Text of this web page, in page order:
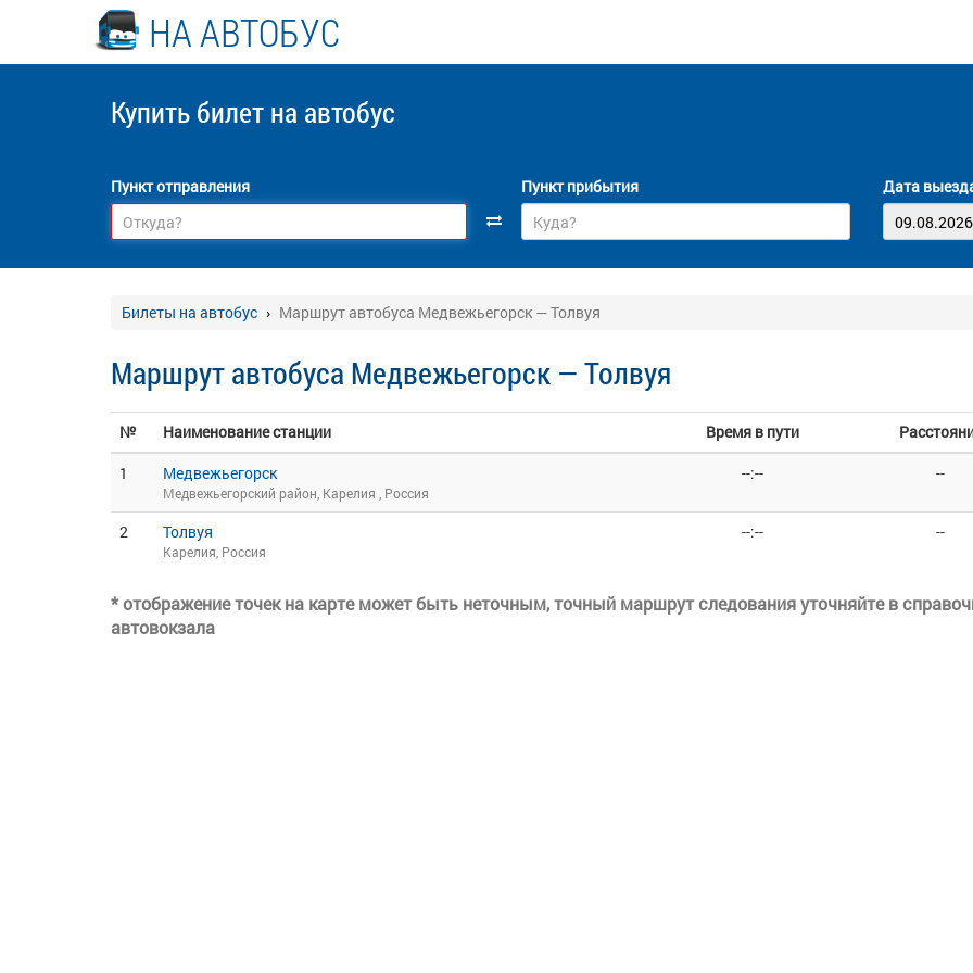
НА АВТОБУС
Купить билет на автобус
Пункт отправления Пункт прибытия Дата
Билеты на автобус Маршрут автобуса Медвежьегорск — Толвуя
Маршрут автобуса Медвежьегорск — Толвуя
№ Наименование станции Время в пути
1
Медвежьегорск
Медвежьегорский район, Карелия , Россия
--:-- --
2 Толвуя
Карелия, Россия
--:-- --
* отображение точек на карте может быть неточным, точный маршрут следования уточняйте в
автовокзала